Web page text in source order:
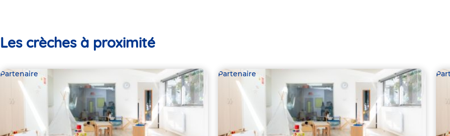
Les crèches à proximité
Partenaire Partenaire